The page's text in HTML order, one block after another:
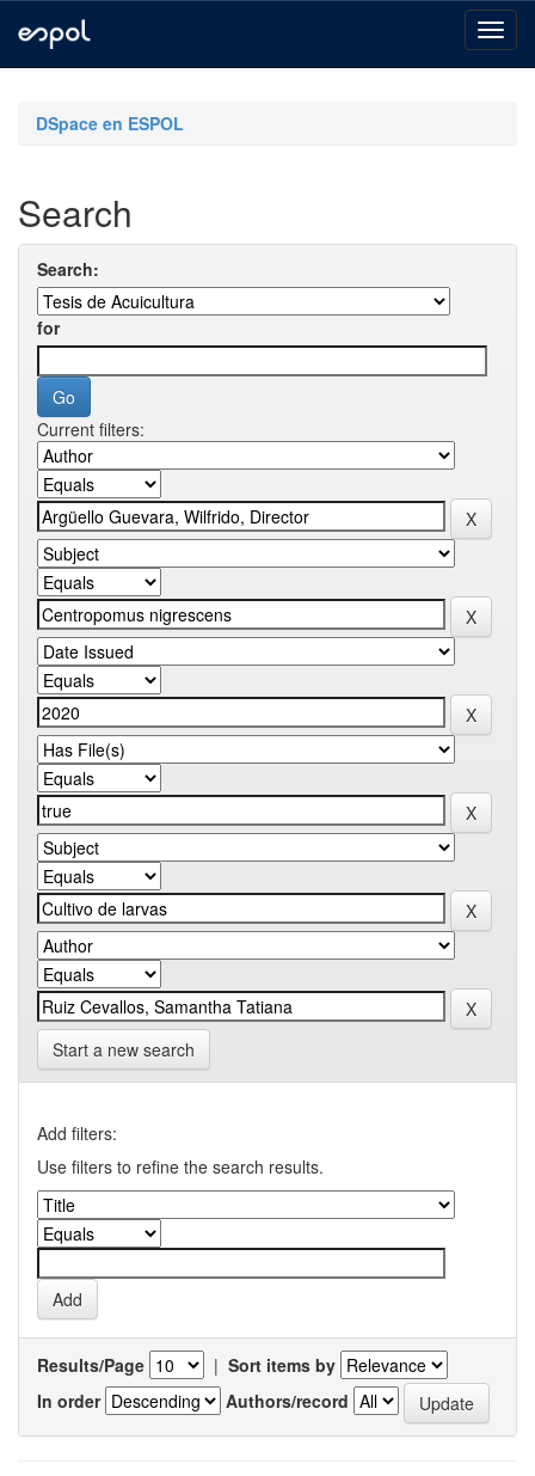
navigationDSpace en ESPOL
Search
Search:
for
Current filters:
Start a new search
Add filters:
Use filters to refine the search results.
Results/Page | Sort items by
In order
Authors/record